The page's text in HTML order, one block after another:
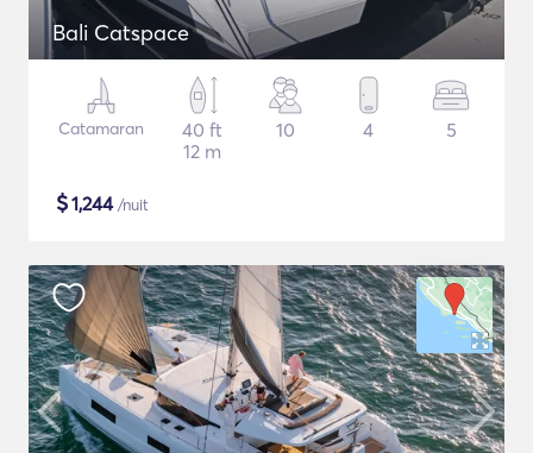
Bali Catspace
Catamaran
40 ft
12 m
10 4 5
$1,244/nuit